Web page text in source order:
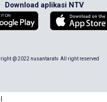
Download aplikasi NTV
@ 2022 nusantaratv. All right reserved